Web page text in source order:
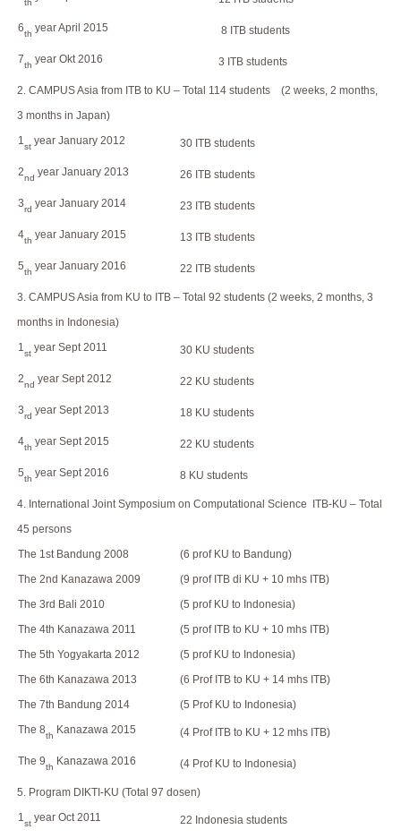
6th year April 2015 8 ITB students
7th year Okt 2016 3 ITB students
2. CAMPUS Asia from ITB to KU – Total 114 students (2 weeks, 2 months,
3 months in Japan)
1 st year January 2012 30 ITB students
2nd year January 2013 26 ITB students
3rd year January 2014 23 ITB students
4th year January 2015 13 ITB students
5th year January 2016 22 ITB students
3. CAMPUS Asia from KU to ITB – Total 92 students (2 weeks, 2 months, 3
months in Indonesia)
1 st year Sept 2011 30 KU students
2nd year Sept 2012 22 KU students
3rd year Sept 2013 18 KU students
4th year Sept 2015 22 KU students
5th year Sept 2016 8 KU students
4. International Joint Symposium on Computational Science ITB-KU – Total
45 persons
The 1st Bandung 2008
(6 prof KU to Bandung)
The 2nd Kanazawa 2009
(9 prof ITB di KU + 10 mhs ITB)
The 3rd Bali 2010
(5 prof KU to Indonesia)
The 4th Kanazawa 2011
(5 prof ITB to KU + 10 mhs ITB)
The 5th Yogyakarta 2012
(5 prof KU to Indonesia)
The 6th Kanazawa 2013
(6 Prof ITB to KU + 14 mhs ITB)
The 7th Bandung 2014
(5 Prof KU to Indonesia)
The 8th Kanazawa 2015 (4 Prof ITB to KU + 12 mhs ITB)
The 9th Kanazawa 2016 (4 Prof KU to Indonesia)
5. Program DIKTI-KU (Total 97 dosen)
1 st year Oct 2011 22 Indonesia students